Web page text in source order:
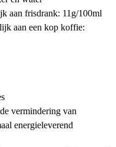
aan frisdrank: 11g/100ml
aan een kop koffie:
vermindering van
energieleverend